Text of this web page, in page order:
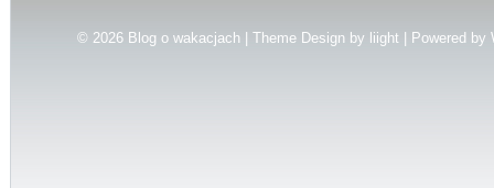
© 2026 Blog o wakacjach | Theme Design by liight | Powered by